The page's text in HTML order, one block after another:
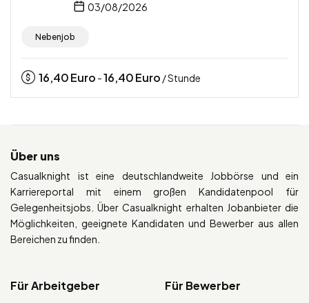
03/08/2026
Nebenjob
16,40Euro -16,40Euro / Stunde
Über uns
Casualknight ist eine deutschlandweite Jobbörse und ein
Karriereportal mit einem großen Kandidatenpool für
Gelegenheitsjobs. Über Casualknight erhalten Jobanbieter die
Möglichkeiten, geeignete Kandidaten und Bewerber aus allen
Bereichen zu finden.
Für Arbeitgeber Für Bewerber